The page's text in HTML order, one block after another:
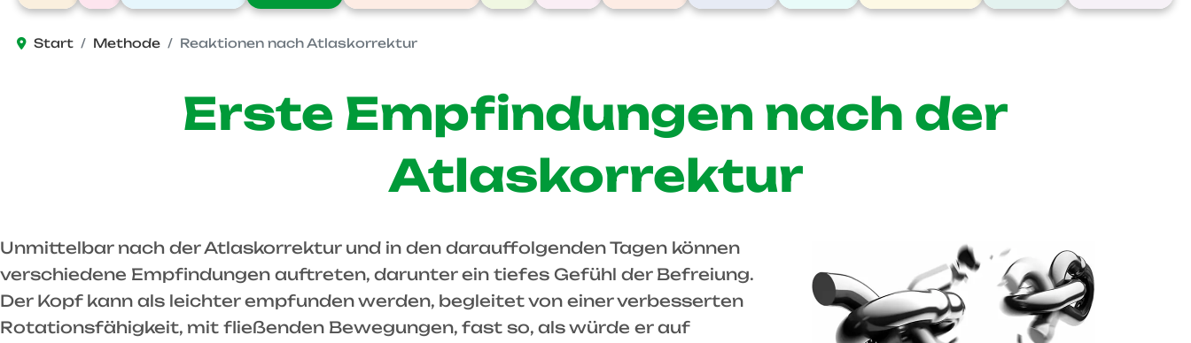
Start Methode Reaktionen nach Atlaskorrektur
Erste Empfindungen nach der
Atlaskorrektur
Unmittelbar nach der Atlaskorrektur und in den darauffolgenden Tagen können
verschiedene Empfindungen auftreten, darunter ein tiefes Gefühl der Befreiung.
Der Kopf kann als leichter empfunden werden, begleitet von einer verbesserten
Rotationsfähigkeit, mit fließenden Bewegungen, fast so, als würde er auf